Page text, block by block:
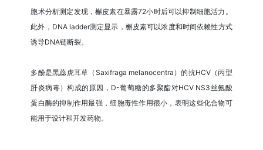
胞术分析测定发现，槲皮素在暴露72小时后可以抑制细胞活力。
此外，DNA ladder测定显示，槲皮素可以浓度和时间依赖性方式
诱导DNA链断裂。
多酚是黑蕊虎耳草（Saxifraga melanocentra）的抗HCV（丙型
肝炎病毒）构成的原因，D-葡萄糖的多聚酯对HCV NS3丝氨酸
蛋白酶的抑制作用最强，细胞毒性作用很小，表明这些化合物可
能用于设计和开发药物。